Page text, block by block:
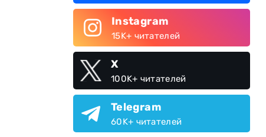
Instagram
15K+ читателей
X
100K+ читателей
Telegram
60K+ читателей